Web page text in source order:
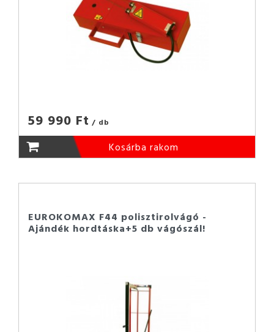
59 990 Ft / db
Kosárba rakom
EUROKOMAX F44 polisztirolvágó -
Ajándék hordtáska+5 db vágószál!